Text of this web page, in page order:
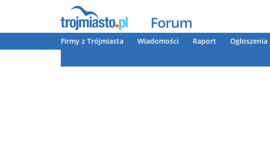
Forum
Firmy z Trójmiasta Wiadomości Raport Ogłoszenia